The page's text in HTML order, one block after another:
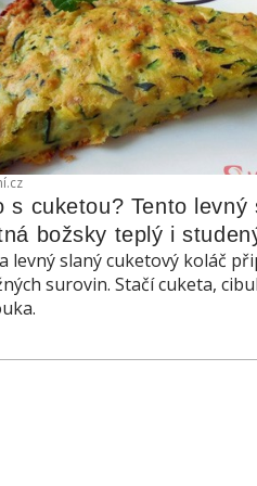
s cuketou? Tento levný
božsky teplý i
levný slaný cuketový koláč
surovin. Stačí cuketa,